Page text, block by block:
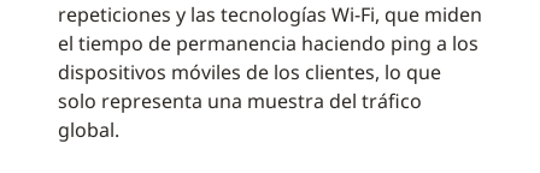
repeticiones y las tecnologías Wi-Fi, que miden
el tiempo de permanencia haciendo ping a los
dispositivos móviles de los clientes, lo que
solo representa una muestra del tráfico
global.